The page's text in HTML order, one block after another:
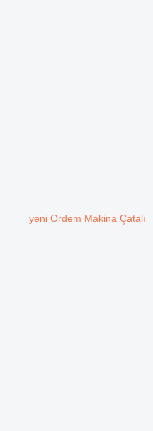
yeni Ordem Makina Çatalı